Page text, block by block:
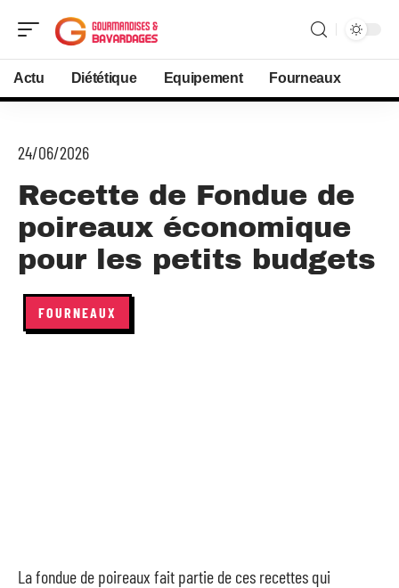
Actu Diététique Equipement Fourneaux
24/06/2026
Recette de Fondue de
poireaux économique
pour les petits budgets
FOURNEAUX
La fondue de poireaux fait partie de ces recettes qui